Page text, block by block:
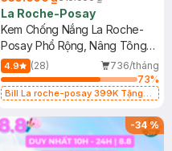
La Roche-Posay
Kem Chống Nắng La Roche-
Posay Phổ Rộng, Nâng Tông
Kiềm Dầu 50ml
4.9 (28)
736/tháng
73%
Bill La roche-posay 399K Tặng
(SL có hạn)
-34%